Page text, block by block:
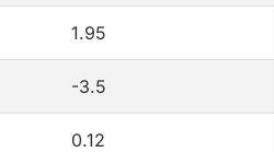
1.95
-3.5
0.12